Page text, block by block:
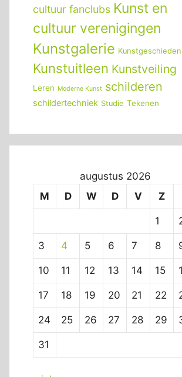
cultuur fanclubs Kunst en
cultuur verenigingen
Kunstgalerie
Kunstuitleen Kunstveiling
Leren Moderne Kunst schilderen
schildertechniek Studie Tekenen
augustus 2026
M
D W D V Z
1
3 4 5 6 7 8
10 11 12 13 14 15
17 18 19 20 21 22
24 25 26 27 28 29
31